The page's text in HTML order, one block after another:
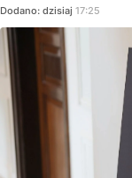
Dodano: dzisiaj 17:25